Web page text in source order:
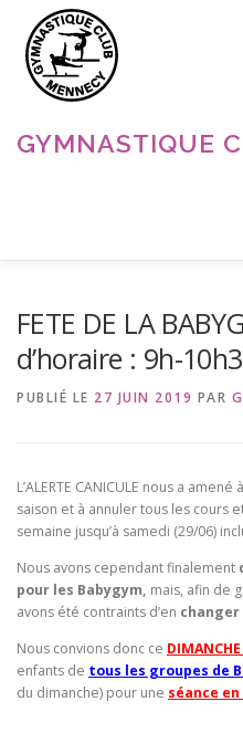
contenu
GYMNASTIQUE
FETE DE LA
d’horaire : 9h-
PUBLIÉ LE 27 JUIN 2019 PAR
L’ALERTE CANICULE nous a
saison et à annuler tous les cours
semaine jusqu’à samedi (29/06)
Nous avons cependant finalement
pour les Babygym, mais, afin de
avons été contraints d’en
Nous convions donc ce
enfants de tous les groupes de
du dimanche) pour une séance